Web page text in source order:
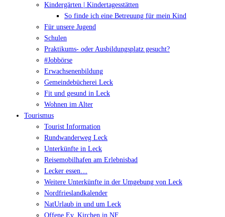
Kindergärten | Kindertagesstätten
So finde ich eine Betreuung für mein Kind
Für unsere Jugend
Schulen
Praktikums- oder Ausbildungsplatz gesucht?
#Jobbörse
Erwachsenenbildung
Gemeindebücherei Leck
Fit und gesund in Leck
Wohnen im Alter
Tourismus
Tourist Information
Rundwanderweg Leck
Unterkünfte in Leck
Reisemobilhafen am Erlebnisbad
Lecker essen…
Weitere Unterkünfte in der Umgebung von Leck
Nordfrieslandkalender
NatUrlaub in und um Leck
Offene Ev. Kirchen in NF